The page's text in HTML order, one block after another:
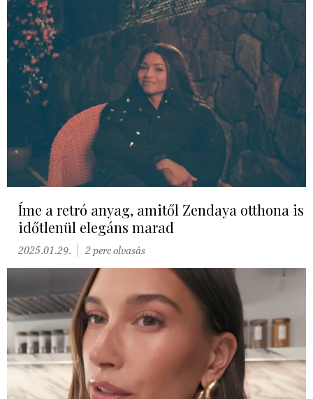
Íme a retró anyag, amitől Zendaya otthona is
időtlenül elegáns marad
2025.01.29. 2 perc olvasás